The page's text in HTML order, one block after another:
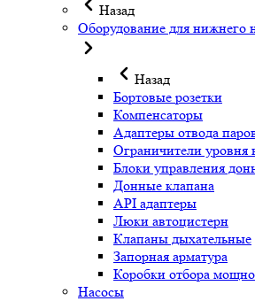
Назад
Оборудование для нижнего
Назад
Бортовые розетки
Компенсаторы
Адаптеры отвода
Ограничители уровня
Блоки управления
Донные клапана
API адаптеры
Люки автоцистерн
Клапаны дыхательные
Запорная арматура
Коробки отбора
Насосы